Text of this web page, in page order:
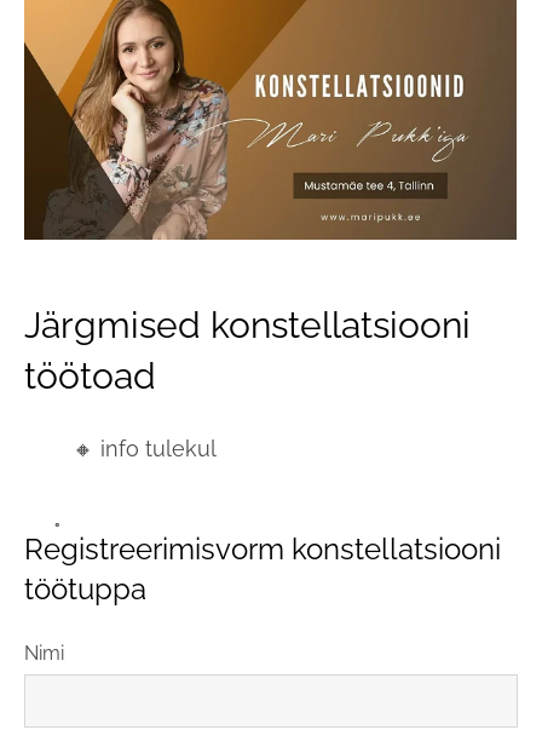
Järgmised konstellatsiooni
töötoad
🔸 info tulekul
Registreerimisvorm konstellatsiooni
töötuppa
Nimi